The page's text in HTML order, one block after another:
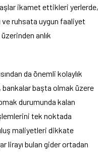
ikamet ettikleri yerlerde,
ve ruhsata uygun faaliyet
anlık
da önemli kolaylık
başta olmak üzere
durumunda kalan
tek noktada
maliyetleri dikkate
lirayı bulan gider ortadan